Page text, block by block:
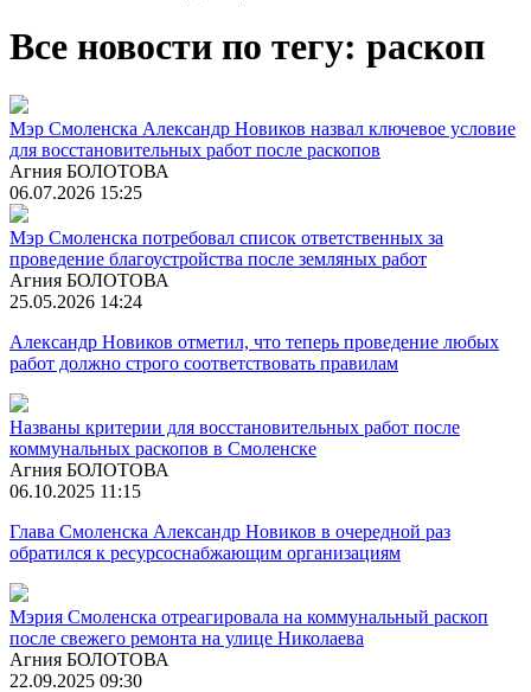
Все новости по тегу: раскоп
Мэр Смоленска Александр Новиков назвал ключевое условие
для восстановительных работ после раскопов
Агния БОЛОТОВА
06.07.2026 15:25
Мэр Смоленска потребовал список ответственных за
проведение благоустройства после земляных работ
Агния БОЛОТОВА
25.05.2026 14:24
Александр Новиков отметил, что теперь проведение любых
работ должно строго соответствовать правилам
Названы критерии для восстановительных работ после
коммунальных раскопов в Смоленске
Агния БОЛОТОВА
06.10.2025 11:15
Глава Смоленска Александр Новиков в очередной раз
обратился к ресурсоснабжающим организациям
Мэрия Смоленска отреагировала на коммунальный раскоп
после свежего ремонта на улице Николаева
Агния БОЛОТОВА
22.09.2025 09:30